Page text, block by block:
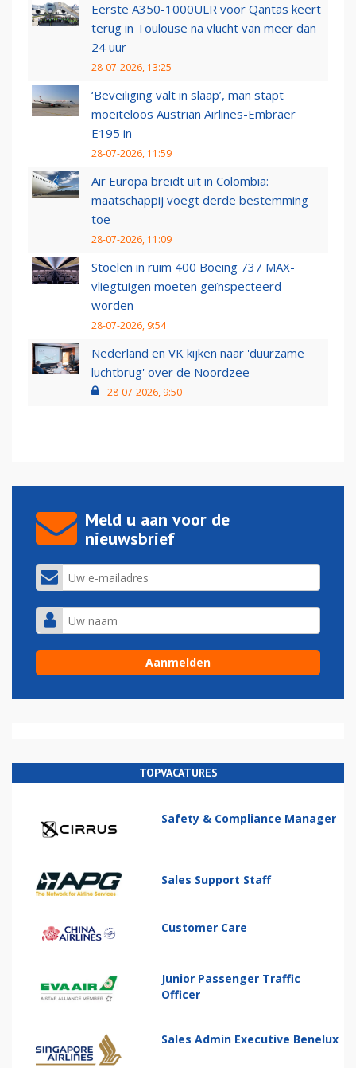
Eerste A350-1000ULR voor Qantas keert
terug in Toulouse na vlucht van meer dan
24 uur
28-07-2026, 13:25
‘Beveiliging valt in slaap’, man stapt
moeiteloos Austrian Airlines-Embraer
E195 in
28-07-2026, 11:59
Air Europa breidt uit in Colombia:
maatschappij voegt derde bestemming
toe
28-07-2026, 11:09
Stoelen in ruim 400 Boeing 737 MAX-
vliegtuigen moeten geïnspecteerd
worden
28-07-2026, 9:54
Nederland en VK kijken naar 'duurzame
luchtbrug' over de Noordzee
28-07-2026, 9:50
Meld u aan voor de
nieuwsbrief
TOPVACATURES
Safety & Compliance Manager
Sales Support Staff
Customer Care
Junior Passenger Traffic
Officer
Sales Admin Executive Benelux